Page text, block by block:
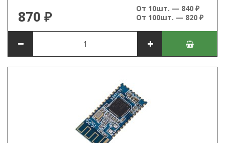
870 ₽
От 10шт. — 840 ₽
От 100шт. — 820 ₽